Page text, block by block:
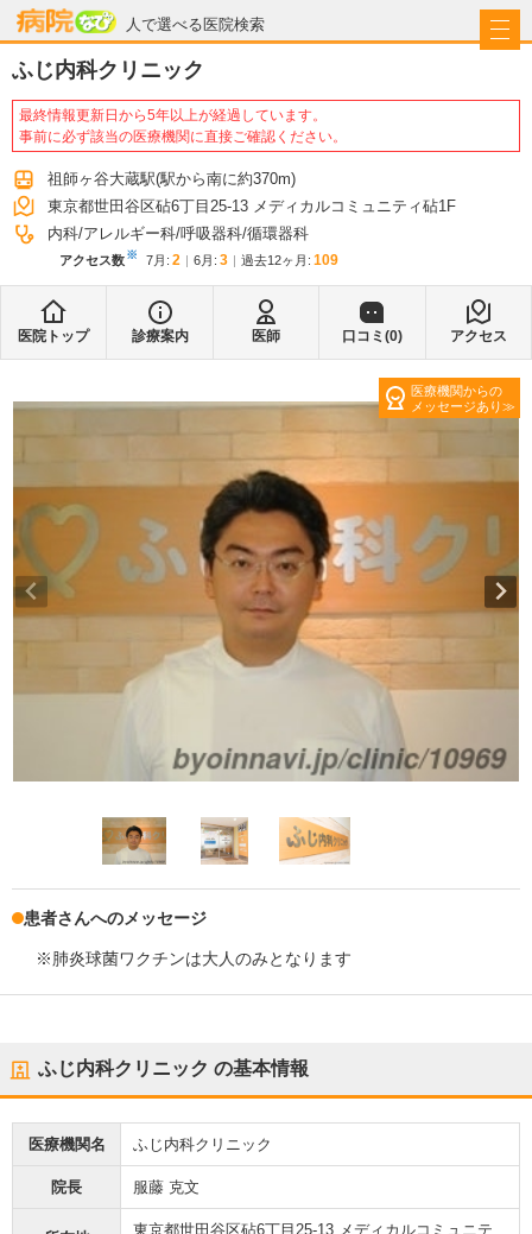
人で選べる医院検索
病院なび
ふじ内科クリニック
最終情報更新日から5年以上が経過しています。
事前に必ず該当の医療機関に直接ご確認ください。
祖師ヶ谷大蔵駅(駅から南に約370m)
東京都世田谷区砧6丁目25-13 メディカルコミュニティ砧1F
内科 アレルギー科 呼吸器科 循環器科
アクセス数※ 7月 : 2 6月 : 3 過去12ヶ月: 109
医院トップ 診療案内 医師 口コミ(0) アクセス
医療機関からの
メッセージあり
患者さんへのメッセージ
※肺炎球菌ワクチンは大人のみとなります
ふじ内科クリニック の基本情報
医療機関名 ふじ内科クリニック
院長 服藤 克文
東京都世田谷区砧6丁目25-13 メディカルコミュニテ